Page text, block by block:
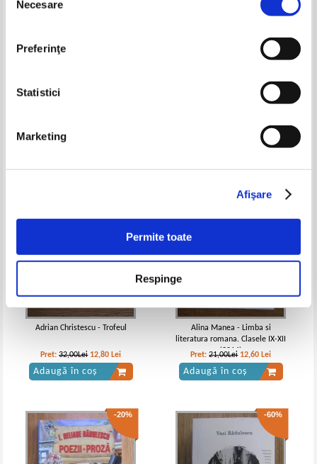
consimțământului
Necesare
Preferinţe
Statistici
Marketing
Afişare
Permite toate
Respinge
Mircea Berindei - Paravanul
Adaugă în coș
George Calinescu - Istoria
literaturii romane. Compendiu
Adrian Christescu - Trofeul
Pret:32,00Lei 12,80 Lei
Adaugă în coș
Alina Manea - Limba si
literatura romana. Clasele IX-XII
(2014)
Pret:21,00Lei 12,60 Lei
Adaugă în coș
-20% -60%